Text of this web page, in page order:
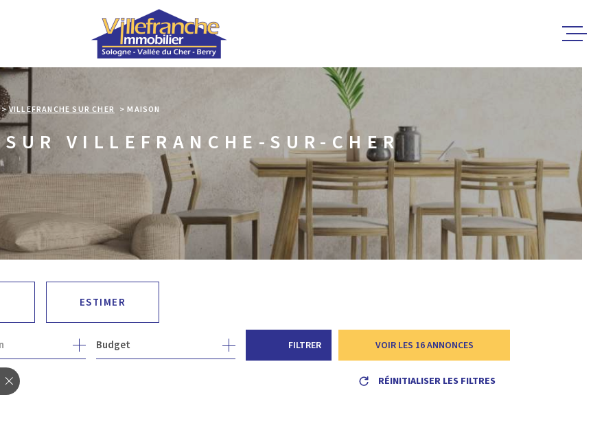
LOUER
VENDRE
VILLEFRANCHE SUR CHER MAISON
VILLEFRANCHE-SUR-CHER
ESTIMER
Budget FILTRER VOIR LES 16ANNONCES
RÉINITIALISER LES FILTRES